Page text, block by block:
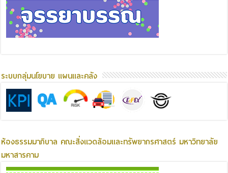
ระบบกลุ่มนโยบาย แผนและคลัง
ห้องธรรมมาภิบาล คณะสิ่งแวดล้อมและทรัพยากรศาสตร์ มหาวิทยาลัย
มหาสารคาม